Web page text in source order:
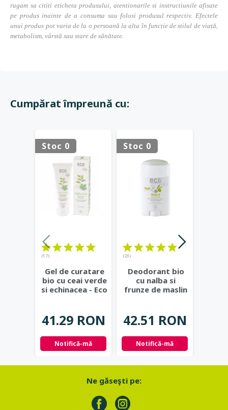
rugam sa cititi eticheta produsului, atentionarile si instructiunile afisate
pe produs inainte de a consuma sau folosi produsul respectiv. Efectele
unui produs pot varia de la o persoană la alta în funcție de stilul de viață,
metabolism, vârstă sau stare de sănătate.
Cumpărat împreună cu:
Stoc 0
(17)
Gel de curatare
bio cu ceai verde
si echinacea - Eco
41.29 RON
Notifică-mă
Stoc 0
(23)
Deodorant bio
cu nalba si
frunze de maslin
42.51 RON
Notifică-mă
Ne găseşti pe: